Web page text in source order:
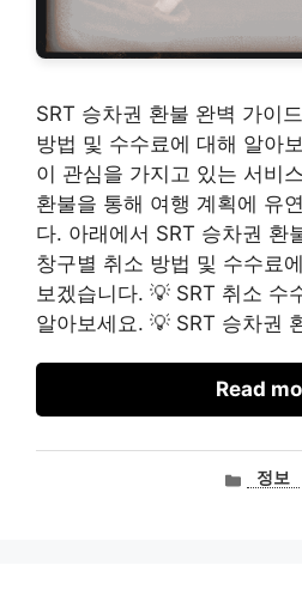
SRT 승차권 환불 완벽 가이
방법 및 수수료에 대해 알아
이 관심을 가지고 있는 서비
환불을 통해 여행 계획에 유
다. 아래에서 SRT 승차권 환
창구별 취소 방법 및 수수료
보겠습니다. 💡 SRT 취소 수
알아보세요. 💡 SRT 승차권
Read
카정보